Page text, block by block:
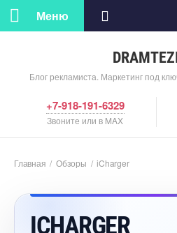
Блог рекламиста. Маркетинг под
Меню
+7-918-191-6329
Звоните или в MAX
Главная / Обзоры /iCharger
ICHARGER